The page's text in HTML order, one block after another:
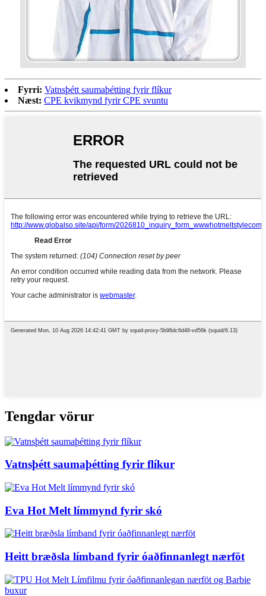
Fyrri: Vatnsþétt saumaþétting fyrir flíkur
Næst: CPE kvikmynd fyrir CPE svuntu
Tengdar vörur
Vatnsþétt saumaþétting fyrir flíkur
Eva Hot Melt límmynd fyrir skó
Heitt bræðsla límband fyrir óaðfinnanlegt nærföt